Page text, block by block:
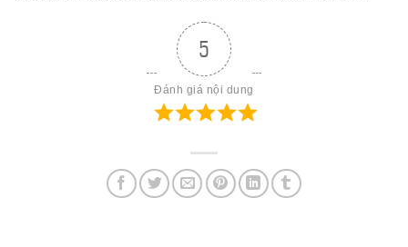
5
Đánh giá nội dung